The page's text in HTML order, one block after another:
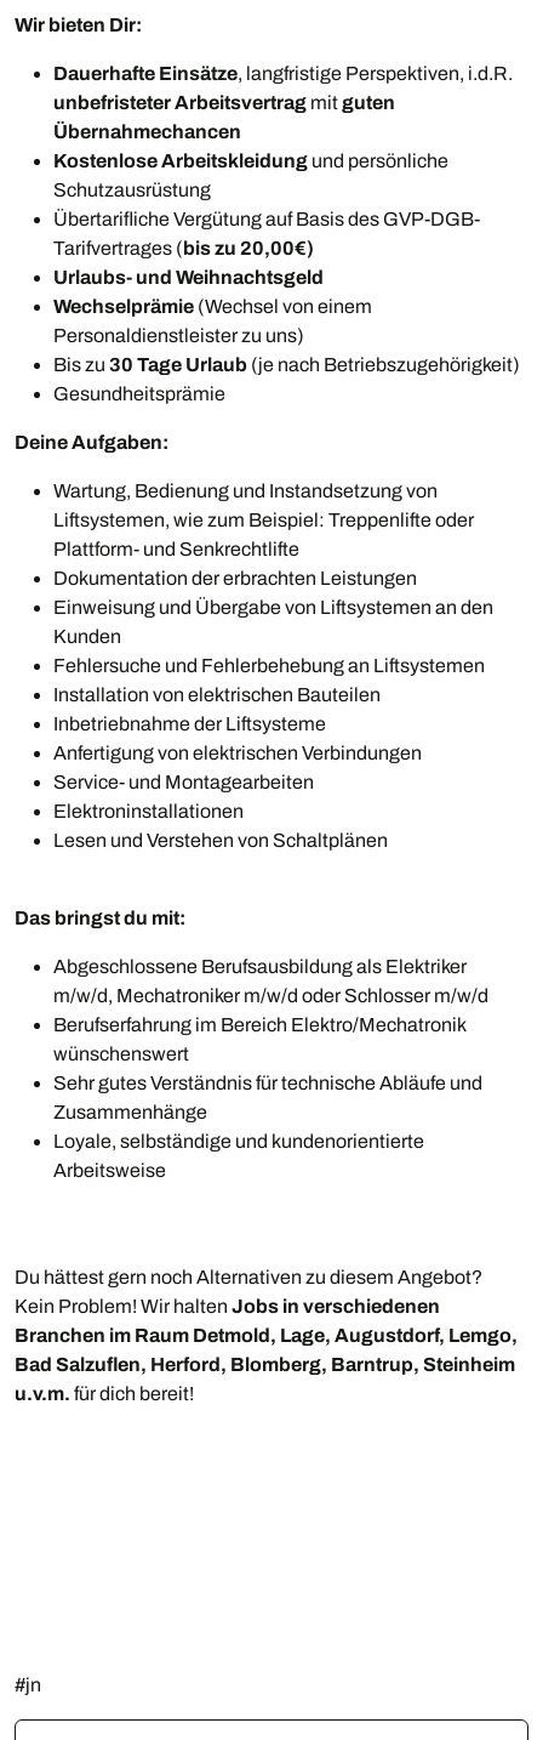
Wir bieten Dir:
Dauerhafte Einsätze, langfristige Perspektiven, i.d.R.
unbefristeter Arbeitsvertrag mitguten
Übernahmechancen
Kostenlose Arbeitskleidung und persönliche
Schutzausrüstung
Übertarifliche Vergütung auf Basis des GVP-DGB-
Tarifvertrages (bis zu 20,00€)
Urlaubs- und Weihnachtsgeld
Wechselprämie (Wechsel von einem
Personaldienstleister zu uns)
Bis zu 30 Tage Urlaub (je nach Betriebszugehörigkeit)
Gesundheitsprämie
Deine Aufgaben:
Wartung, Bedienung und Instandsetzung von
Liftsystemen, wie zum Beispiel: Treppenlifte oder
Plattform- und Senkrechtlifte
Dokumentation der erbrachten Leistungen
Einweisung und Übergabe von Liftsystemen an den
Kunden
Fehlersuche und Fehlerbehebung an Liftsystemen
Installation von elektrischen Bauteilen
Inbetriebnahme der Liftsysteme
Anfertigung von elektrischen Verbindungen
Service- und Montagearbeiten
Elektroninstallationen
Lesen und Verstehen von Schaltplänen
Das bringst du mit:
Abgeschlossene Berufsausbildung als Elektriker
m/w/d, Mechatroniker m/w/d oder Schlosser m/w/d
Berufserfahrung im Bereich Elektro/Mechatronik
wünschenswert
Sehr gutes Verständnis für technische Abläufe und
Zusammenhänge
Loyale, selbständige und kundenorientierte
Arbeitsweise
Du hättest gern noch Alternativen zu diesem Angebot?
Kein Problem! Wir halten Jobs in verschiedenen
Branchen im Raum Detmold, Lage, Augustdorf, Lemgo,
Bad Salzuflen, Herford, Blomberg, Barntrup, Steinheim
u.v.m. für dich bereit!
#jn